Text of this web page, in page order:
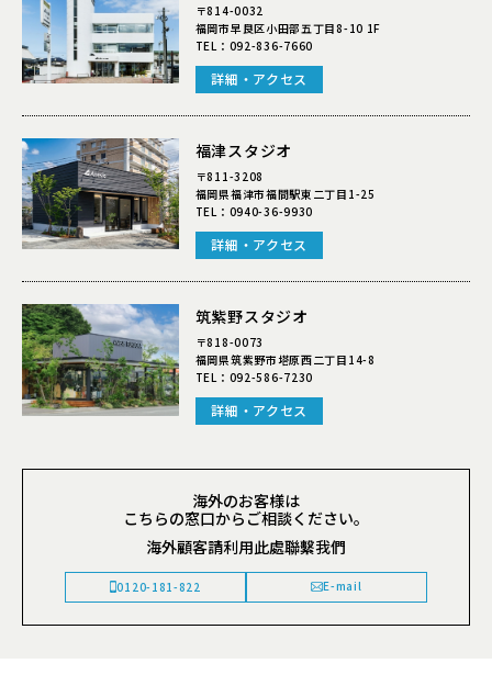
〒814-0032
福岡市早良区小田部五丁目8-10 1F
TEL： 092-836-7660
詳細・アクセス
福津スタジオ
〒811-3208
福岡県福津市福間駅東二丁目1-25
TEL： 0940-36-9930
詳細・アクセス
筑紫野スタジオ
〒818-0073
福岡県筑紫野市塔原西二丁目14-8
TEL： 092-586-7230
詳細・アクセス
海外のお客様は
こちらの窓口からご相談ください。
海外顧客請利用此處聯繫我們
0120-181-822 E-mail